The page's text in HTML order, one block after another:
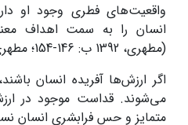
واقعیت‌های فطری وجود او
انسان را به سمت اهداف
(مطهری، 1392 ب: 146-154؛ مطهری، 1392 الف: 233).
اگر ارزش‌ها آفریده انسان
می‌شوند. قداست موجود در
متمایز و حس فرابشری انسان